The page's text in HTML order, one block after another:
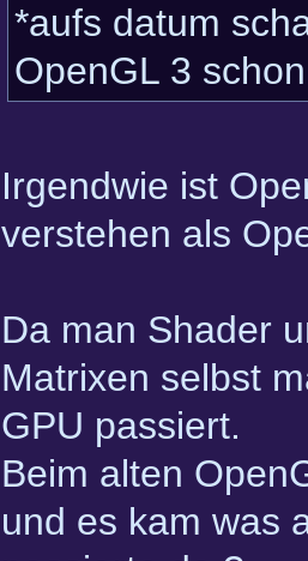
*aufs datum
OpenGL 3
Irgendwie ist
verstehen als
Da man Shader
Matrixen selbst
GPU passiert.
Beim alten
und es kam was